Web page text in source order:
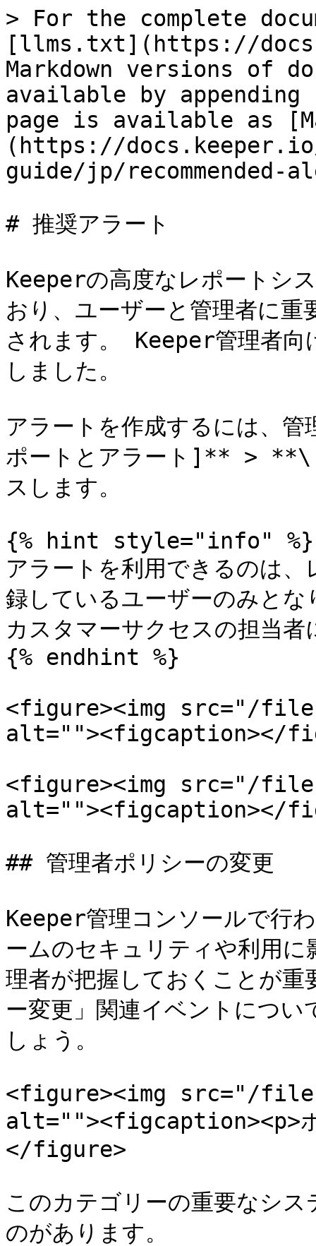
> For the complete
[llms.txt](https://
Markdown versions of
available by
page is available as
(https://
guide/jp/recommended-
# 推奨アラート
Keeperの高度なレポートシ
おり、ユーザーと管理者に
されます。 Keeper管理者向
しました。
アラートを作成するには、
ポートとアラート]** >
スします。
{% hint style="info" %}
アラートを利用できるのは
録しているユーザーのみと
カスタマーサクセスの担当
{% endhint %}
<figure><img src="/
alt=""><figcaption></
<figure><img src="/files/
alt=""><figcaption></
## 管理者ポリシーの変更
Keeper管理コンソールで行
ームのセキュリティや利用
理者が把握しておくことが
ー変更」関連イベントにつ
しょう。
<figure><img src="/files/
alt=""><figcaption><p>
</figure>
このカテゴリーの重要なシ
のがあります。